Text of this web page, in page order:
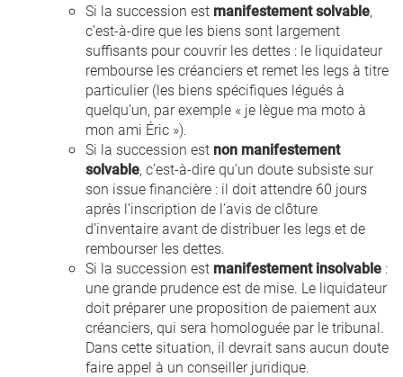
Si la succession est manifestement solvable,
c’est-à-dire que les biens sont largement
suffisants pour couvrir les dettes : le liquidateur
rembourse les créanciers et remet les legs à titre
particulier (les biens spécifiques légués à
quelqu’un, par exemple « je lègue ma moto à
mon ami Éric »).
Si la succession est non manifestement
solvable, c’est-à-dire qu’un doute subsiste sur
son issue financière : il doit attendre 60 jours
après l’inscription de l’avis de clôture
d’inventaire avant de distribuer les legs et de
rembourser les dettes.
Si la succession est manifestement insolvable :
une grande prudence est de mise. Le liquidateur
doit préparer une proposition de paiement aux
créanciers, qui sera homologuée par le tribunal.
Dans cette situation, il devrait sans aucun doute
faire appel à un conseiller juridique.